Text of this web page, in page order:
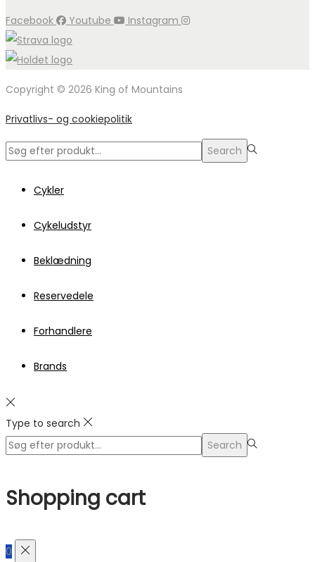
Facebook Youtube Instagram
Copyright © 2026 King of Mountains
Privatlivs- og cookiepolitik
Search
Search
Cykler
Cykeludstyr
Beklædning
Reservedele
Forhandlere
Brands
Type to search
Search
Search
Shopping cart
0